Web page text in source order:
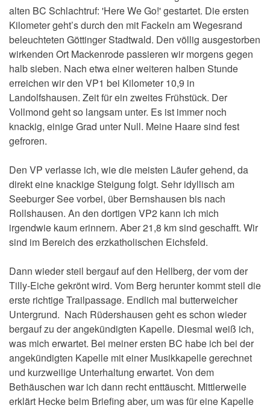
alten BC Schlachtruf: 'Here We Go!' gestartet. Die ersten
Kilometer geht’s durch den mit Fackeln am Wegesrand
beleuchteten Göttinger Stadtwald. Den völlig ausgestorben
wirkenden Ort Mackenrode passieren wir morgens gegen
halb sieben. Nach etwa einer weiteren halben Stunde
erreichen wir den VP1 bei Kilometer 10,9 in
Landolfshausen. Zeit für ein zweites Frühstück. Der
Vollmond geht so langsam unter. Es ist immer noch
knackig, einige Grad unter Null. Meine Haare sind fest
gefroren.
Den VP verlasse ich, wie die meisten Läufer gehend, da
direkt eine knackige Steigung folgt. Sehr idyllisch am
Seeburger See vorbei, über Bernshausen bis nach
Rollshausen. An den dortigen VP2 kann ich mich
irgendwie kaum erinnern. Aber 21,8 km sind geschafft. Wir
sind im Bereich des erzkatholischen Eichsfeld.
Dann wieder steil bergauf auf den Hellberg, der vom der
Tilly-Eiche gekrönt wird. Vom Berg herunter kommt steil die
erste richtige Trailpassage. Endlich mal butterweicher
Untergrund. Nach Rüdershausen geht es schon wieder
bergauf zu der angekündigten Kapelle. Diesmal weiß ich,
was mich erwartet. Bei meiner ersten BC habe ich bei der
angekündigten Kapelle mit einer Musikkapelle gerechnet
und kurzweilige Unterhaltung erwartet. Von dem
Bethäuschen war ich dann recht enttäuscht. Mittlerweile
erklärt Hecke beim Briefing aber, um was für eine Kapelle